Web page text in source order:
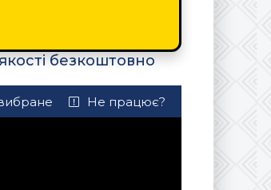
безкоштовно
Не працює?